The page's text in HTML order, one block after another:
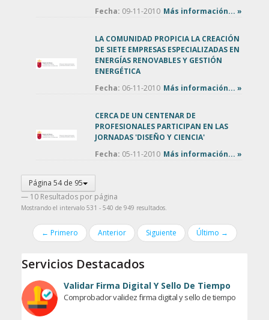
Fecha: 09-11-2010 Más información... »
LA COMUNIDAD PROPICIA LA CREACIÓN
DE SIETE EMPRESAS ESPECIALIZADAS EN
ENERGÍAS RENOVABLES Y GESTIÓN
ENERGÉTICA
Fecha: 06-11-2010 Más información... »
CERCA DE UN CENTENAR DE
PROFESIONALES PARTICIPAN EN LAS
JORNADAS 'DISEÑO Y CIENCIA'
Fecha: 05-11-2010 Más información... »
Página 54 de 95
— 10 Resultados por página
Mostrando el intervalo 531 - 540 de 949 resultados.
← Primero Anterior Siguiente Último →
Servicios Destacados
Validar Firma Digital Y Sello De Tiempo
Comprobador validez firma digital y sello de tiempo